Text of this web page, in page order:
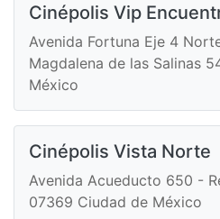
Cinépolis Vip
Avenida Fortuna Eje 4
Magdalena de las Salinas
México
Cinépolis Vista Norte
Avenida Acueducto 650 -
07369 Ciudad de México